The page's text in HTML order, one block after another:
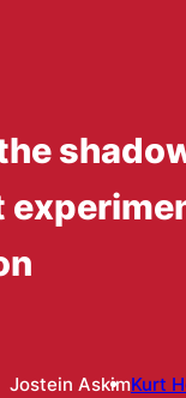
Jostein AskimKurt